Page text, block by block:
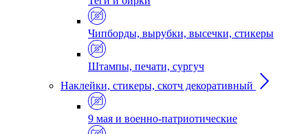
Чипборды, вырубки, высечки, стикеры
Штампы, печати, сургуч
Наклейки, стикеры, скотч декоративный
9 мая и военно-патриотические